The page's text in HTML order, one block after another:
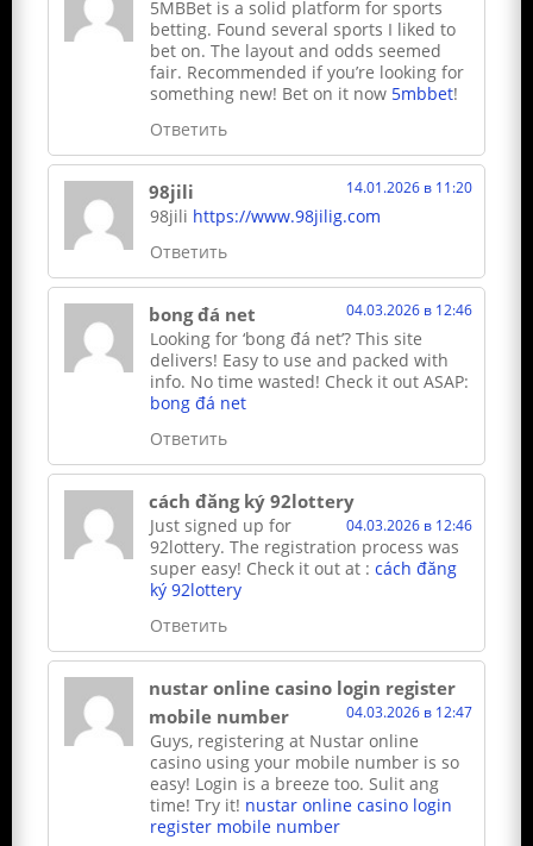
5MBBet is a solid platform for sports
betting. Found several sports I liked to
bet on. The layout and odds seemed
fair. Recommended if you’re looking for
something new! Bet on it now 5mbbet!
Ответить
98jili 14.01.2026 в 11:20
98jili https://www.98jilig.com
Ответить
bong đá net 04.03.2026 в 12:46
Looking for ‘bong đá net’? This site
delivers! Easy to use and packed with
info. No time wasted! Check it out ASAP:
bong đá net
Ответить
cách đăng ký 92lottery
04.03.2026 в 12:46
Just signed up for
92lottery. The registration process was
super easy! Check it out at : cách đăng
ký 92lottery
Ответить
nustar online casino login register
mobile number
04.03.2026 в 12:47
Guys, registering at Nustar online
casino using your mobile number is so
easy! Login is a breeze too. Sulit ang
time! Try it! nustar online casino login
register mobile number